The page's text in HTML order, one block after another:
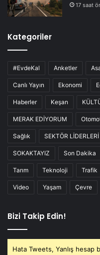
17 saat
Kategoriler
#EvdeKal Anketler
Canlı Yayın Ekonomi
Haberler Keşan
MERAK EDİYORUM
Sağlık SEKTÖR LİDERLERİ
SOKAKTAYIZ Son Dakika
Tarım Teknoloji Trafik
Video Yaşam Çevre
Bizi Takip Edin!
Hata Tweets, Yanlış hesap